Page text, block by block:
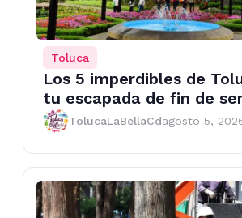
Toluca
Los 5 imperdibles de
tu escapada de fin de
TolucaLaBellaCdagosto 5,